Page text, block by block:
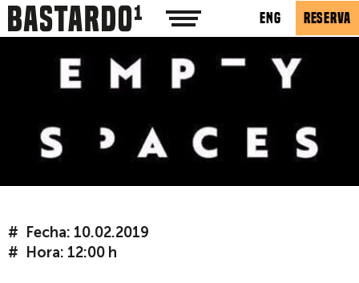
ENG RESERVA
Fecha: 10.02.2019
Hora: 12:00 h